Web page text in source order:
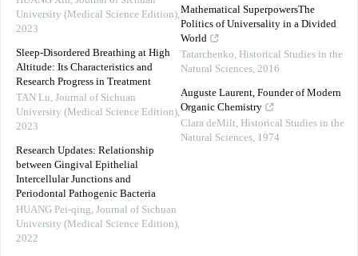
University (Medical Science Edition),
2023
Sleep-Disordered Breathing at High
Altitude: Its Characteristics and
Research Progress in Treatment
TAN Lu, Journal of Sichuan
University (Medical Science Edition),
2023
Research Updates: Relationship
between Gingival Epithelial
Intercellular Junctions and
Periodontal Pathogenic Bacteria
HUANG Pei-qing, Journal of Sichuan
University (Medical Science Edition),
2022
Mathematical SuperpowersThe
Politics of Universality in a Divided
World
Tatarchenko, Historical Studies in the
Natural Sciences, 2016
Auguste Laurent, Founder of Modern
Organic Chemistry
Clara deMilt, Historical Studies in the
Natural Sciences, 1974